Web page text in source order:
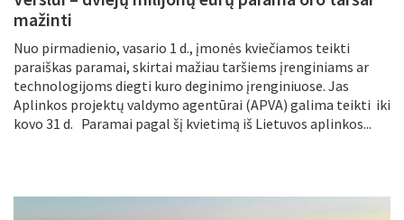
mažinti
Nuo pirmadienio, vasario 1 d., įmonės kviečiamos teikti
paraiškas paramai, skirtai mažiau taršiems įrenginiams ar
technologijoms diegti kuro deginimo įrenginiuose. Jas
Aplinkos projektų valdymo agentūrai (APVA) galima teikti iki
kovo 31 d. Paramai pagal šį kvietimą iš Lietuvos aplinkos...